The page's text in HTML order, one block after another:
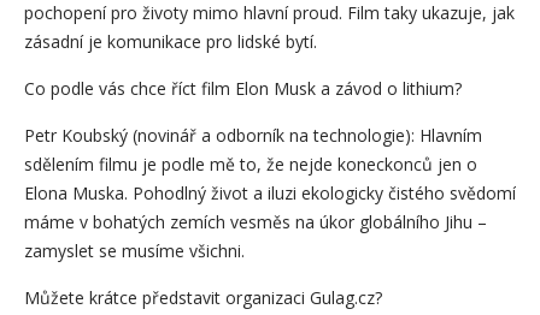
pochopení pro životy mimo hlavní proud. Film taky ukazuje, jak
zásadní je komunikace pro lidské bytí.
Co podle vás chce říct film Elon Musk a závod o lithium?
Petr Koubský (novinář a odborník na technologie): Hlavním
sdělením filmu je podle mě to, že nejde koneckonců jen o
Elona Muska. Pohodlný život a iluzi ekologicky čistého svědomí
máme v bohatých zemích vesměs na úkor globálního Jihu –
zamyslet se musíme všichni.
Můžete krátce představit organizaci Gulag.cz?